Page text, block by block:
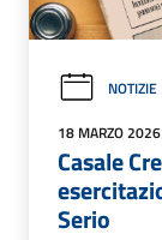
NOTIZIE
18 MARZO 2026
Casale
Serio